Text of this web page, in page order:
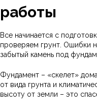
работы
Все начинается с
проверяем грунт. Ошибки
забытый камень под
Фундамент – «скелет»
от вида грунта и
высоту от земли – это